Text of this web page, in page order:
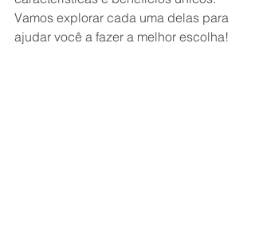
Vamos explorar cada uma delas para
ajudar você a fazer a melhor escolha!